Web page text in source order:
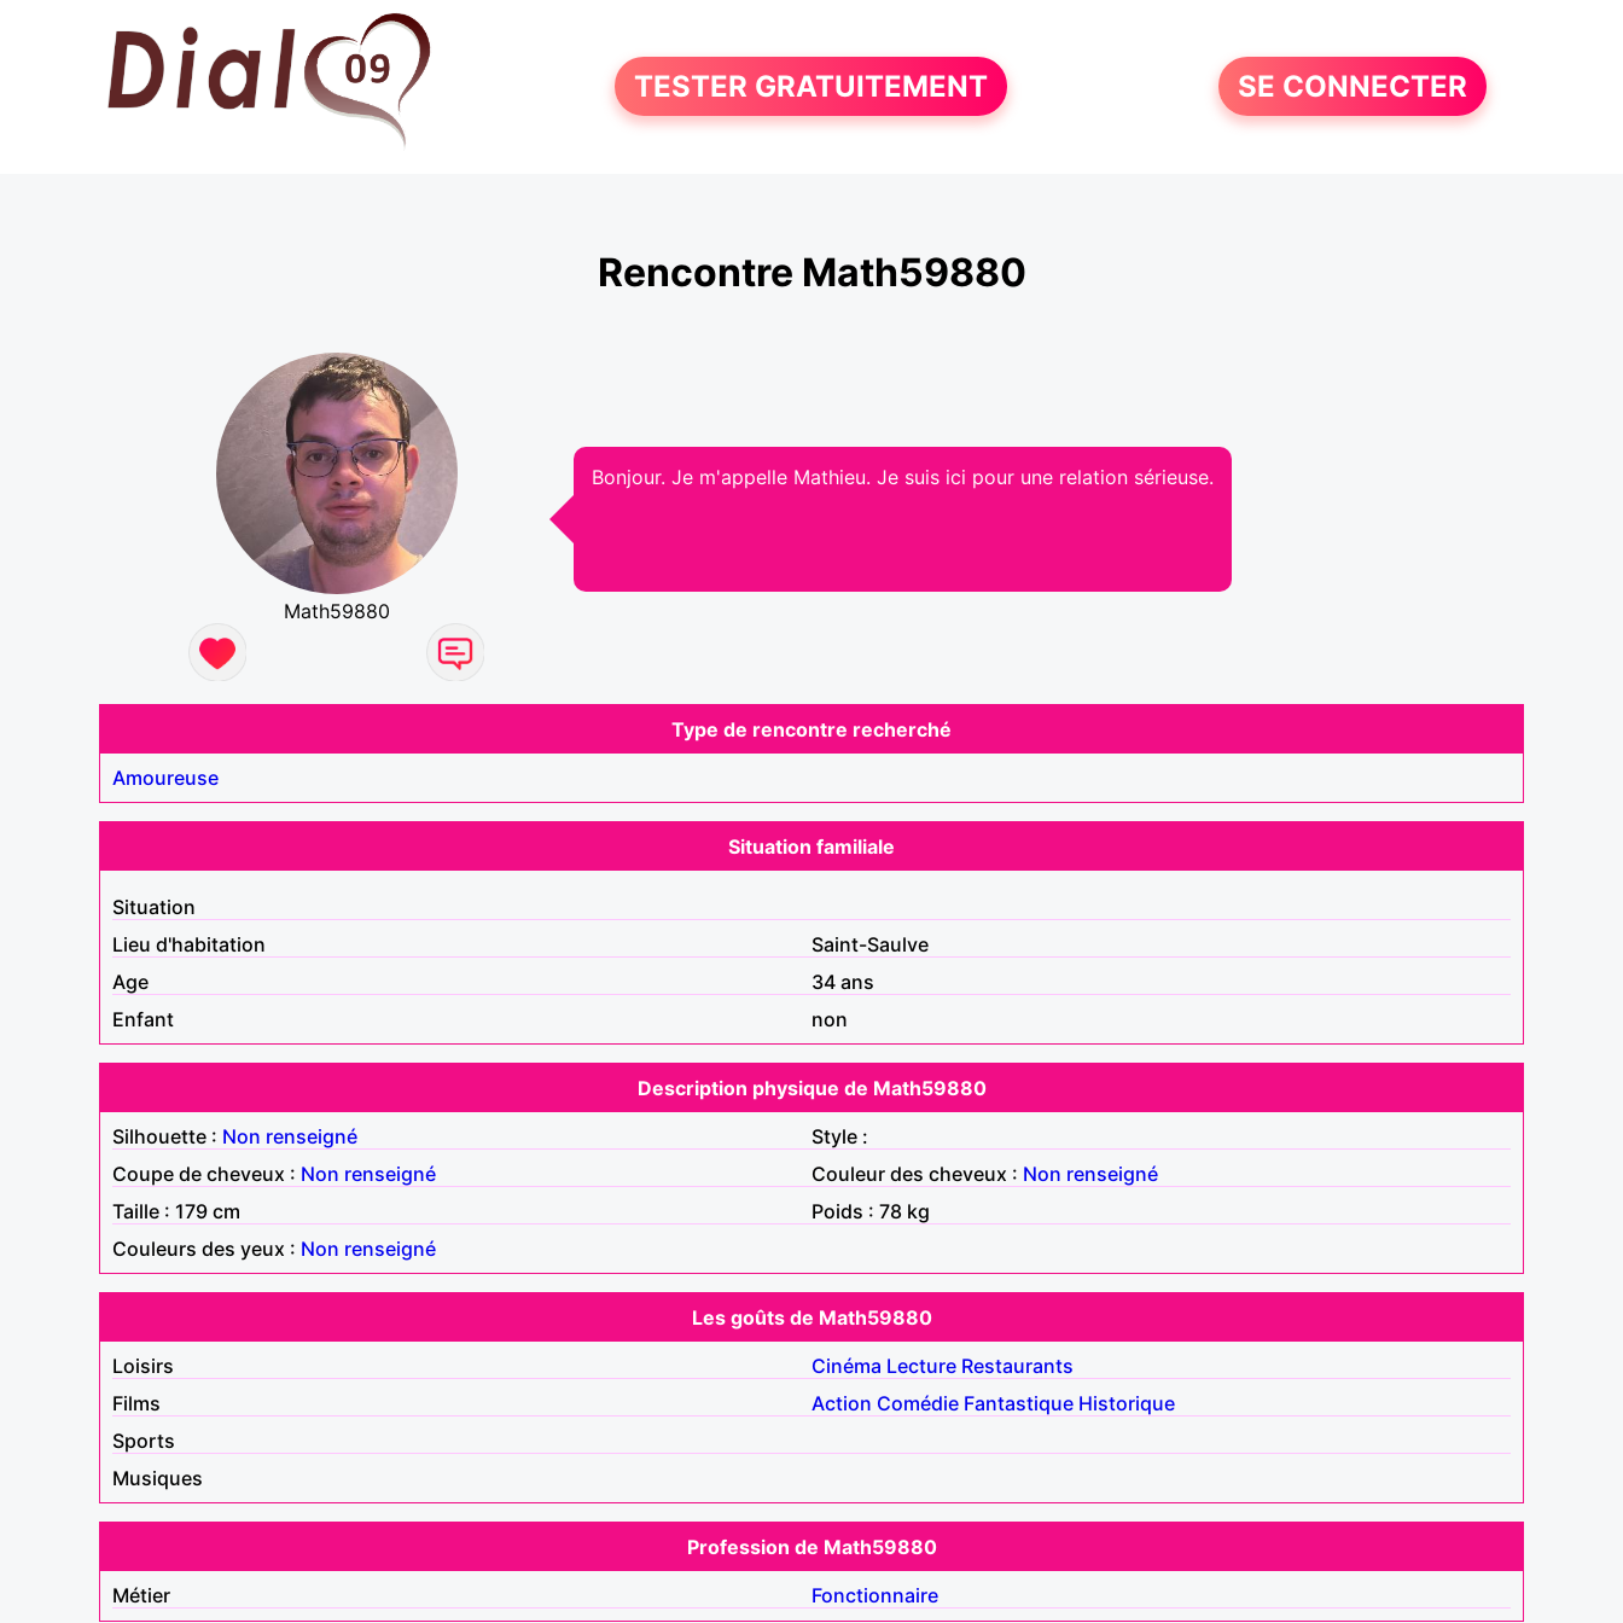
TESTER GRATUITEMENT SE CONNECTER
Rencontre Math59880
Math59880
Bonjour. Je m'appelle Mathieu. Je suis ici pour une relation sérieuse.
Type de rencontre recherché
Amoureuse
Situation familiale
Situation
Lieu d'habitation
Saint-Saulve
Age
34 ans
Enfant
non
Description physique de Math59880
Silhouette : Non renseigné
Style :
Coupe de cheveux : Non renseigné Couleur des cheveux : Non renseigné
Taille : 179 cm
Poids : 78 kg
Couleurs des yeux : Non renseigné
Les goûts de Math59880
Loisirs
Cinéma Lecture Restaurants
Films
Action Comédie Fantastique Historique
Sports
Musiques
Profession de Math59880
Métier
Fonctionnaire